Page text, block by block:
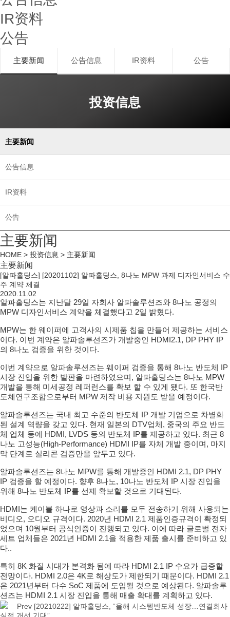
IR资料
公告
主要新闻 公告信息 IR资料 公告
投资信息
主要新闻
公告信息
IR资料
公告
主要新闻
HOME > 投资信息 > 主要新闻
主要新闻
[알파홀딩스] [20201102] 알파홀딩스, 8나노 MPW 과제 디자인서비스 수
주 계약 체결
2020.11.02
알파홀딩스는 지난달 29일 자회사 알파솔루션즈와 8나노 공정의
MPW 디자인서비스 계약을 체결했다고 2일 밝혔다.
MPW는 한 웨이퍼에 고객사의 시제품 칩을 만들어 제공하는 서비스
이다. 이번 계약은 알파솔루션즈가 개발중인 HDMI2.1, DP PHY IP
의 8나노 검증을 위한 것이다.
이번 계약으로 알파솔루션즈는 웨이퍼 검증을 통해 8나노 반도체 IP
시장 진입을 위한 발판을 마련하였으며, 알파홀딩스는 8나노 MPW
개발을 통해 미세공정 레퍼런스를 확보 할 수 있게 됐다. 또 한국반
도체연구조합으로부터 MPW 제작 비용 지원도 받을 예정이다.
알파솔루션즈는 국내 최고 수준의 반도체 IP 개발 기업으로 차별화
된 설계 역량을 갖고 있다. 현재 일본의 DTV업체, 중국의 주요 반도
체 업체 등에 HDMI, LVDS 등의 반도체 IP를 제공하고 있다. 최근 8
나노 고성능(High-Performance) HDMI IP를 자체 개발 중이며, 마지
막 단계로 실리콘 검증만을 앞두고 있다.
알파솔루션즈는 8나노 MPW를 통해 개발중인 HDMI 2.1, DP PHY
IP 검증을 할 예정이다. 향후 8나노, 10나노 반도체 IP 시장 진입을
위해 8나노 반도체 IP를 선제 확보할 것으로 기대된다.
HDMI는 케이블 하나로 영상과 소리를 모두 전송하기 위해 사용되는
비디오, 오디오 규격이다. 2020년 HDMI 2.1 제품인증규격이 확정되
었으며 10월부터 공식인증이 진행되고 있다. 이에 따라 글로벌 전자
세트 업체들은 2021년 HDMI 2.1을 적용한 제품 출시를 준비하고 있
다..
특히 8K 화질 시대가 본격화 됨에 따라 HDMI 2.1 IP 수요가 급증할
전망이다. HDMI 2.0은 4K로 해상도가 제한되기 때문이다. HDMI 2.1
은 2021년부터 다수 SoC 제품에 도입될 것으로 예상된다. 알파솔루
션즈는 HDMI 2.1 시장 진입을 통해 매출 확대를 계획하고 있다.
Prev [20210222] 알파홀딩스, “올해 시스템반도체 성장…연결회사